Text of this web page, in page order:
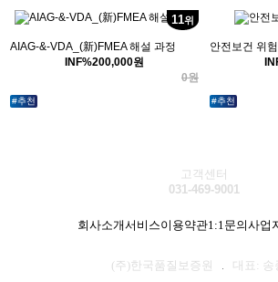
AIAG-&-VDA_(新)FMEA 해설 과정
INF%200,000원
0원
11위
#추천
안전보건 위
#추천
고객센터
031-469-9001
회사소개서비스이용약관1:1문의사업
(주)한국품질보증원 대표: 송